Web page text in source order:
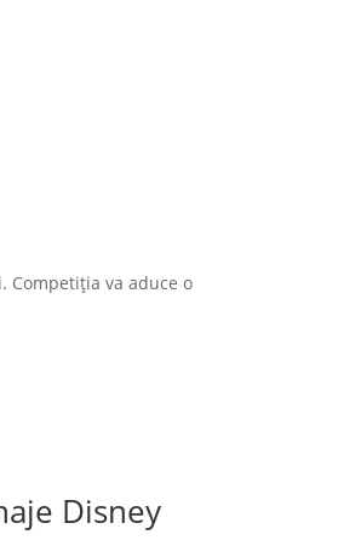
Competiția va aduce o
Disney